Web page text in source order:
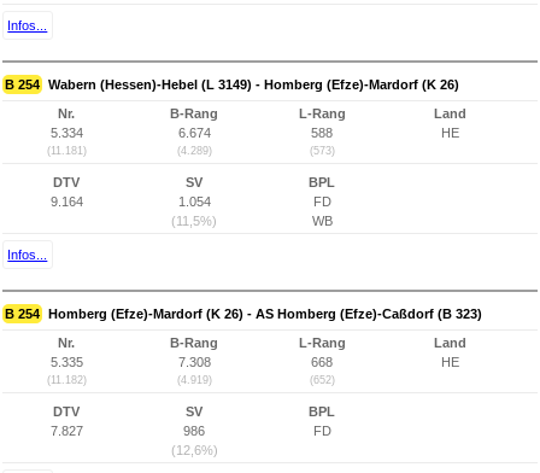
Infos...
B 254 Wabern (Hessen)-Hebel (L 3149) - Homberg (Efze)-Mardorf (K 26)
Nr.
5.334
(11.181)
B-Rang
6.674
(4.289)
L-Rang
588
(573)
Land
HE
DTV
9.164
SV
1.054
(11,5%)
BPL
FD
WB
Infos...
B 254 Homberg (Efze)-Mardorf (K 26) - AS Homberg (Efze)-Caßdorf (B 323)
Nr.
5.335
(11.182)
B-Rang
7.308
(4.919)
L-Rang
668
(652)
Land
HE
DTV
7.827
SV
986
(12,6%)
BPL
FD